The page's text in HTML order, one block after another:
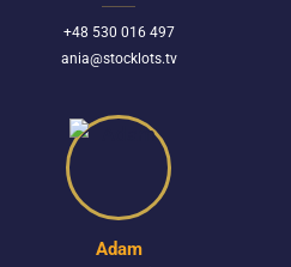
+48 530 016 497
ania@stocklots.tv
Adam